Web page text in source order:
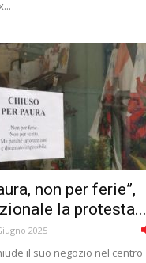
non per ferie”,
la protesta...
2025
il suo negozio nel centro